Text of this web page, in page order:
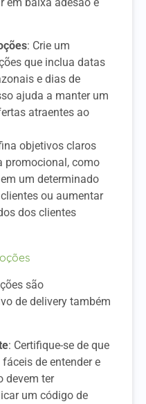
: Crie um
que inclua datas
e dias de
ajuda a manter um
atraentes ao
objetivos claros
promocional, como
um determinado
ou aumentar
dos clientes
são
de delivery também
: Certifique-se de que
de entender e
devem ter
um código de